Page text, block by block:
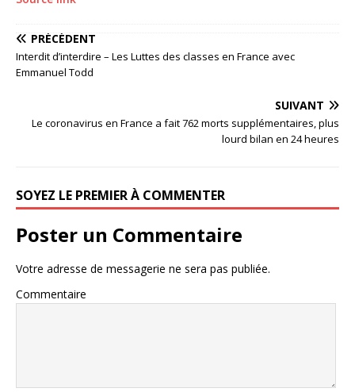
PRÉCÉDENT
Interdit d’interdire – Les Luttes des classes en France avec
Emmanuel Todd
SUIVANT
Le coronavirus en France a fait 762 morts supplémentaires, plus
lourd bilan en 24 heures
SOYEZ LE PREMIER À COMMENTER
Poster un Commentaire
Votre adresse de messagerie ne sera pas publiée.
Commentaire